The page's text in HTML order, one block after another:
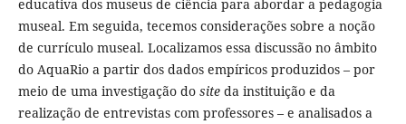
educativa dos museus de ciência para abordar a pedagogia
museal. Em seguida, tecemos considerações sobre a noção
de currículo museal. Localizamos essa discussão no âmbito
do AquaRio a partir dos dados empíricos produzidos – por
meio de uma investigação do siteda instituição e da
realização de entrevistas com professores – e analisados a